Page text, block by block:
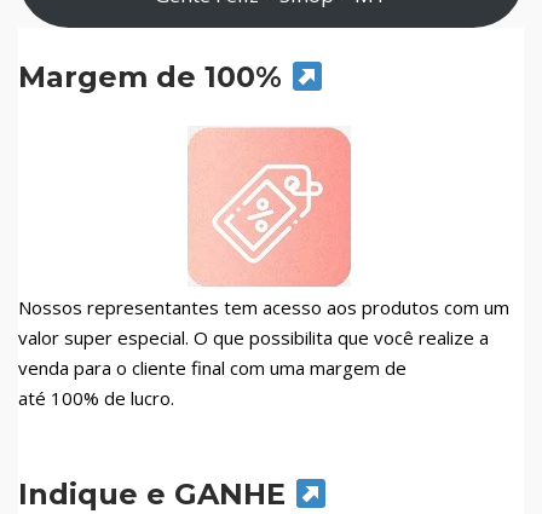
Margem de 100%
Nossos representantes tem acesso aos produtos com um
valor super especial. O que possibilita que você realize a
venda para o cliente final com uma margem de
até 100% de lucro.
Indique e GANHE